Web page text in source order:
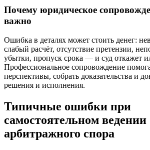
Почему юридическое
важно
Ошибка в деталях может стоить денег:
слабый расчёт, отсутствие претензии,
убытки, пропуск срока — и суд откажет
Профессиональное сопровождение
перспективы, собрать доказательства и
решения и исполнения.
Типичные ошибки при
самостоятельном ведении
арбитражного спора